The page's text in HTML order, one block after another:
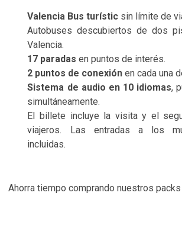
Valencia Bus turístic sin límite de
Autobuses descubiertos de dos
Valencia.
17 paradas en puntos de interés.
2 puntos de conexiónen cada una
Sistema de audio en 10 idiomas,
simultáneamente.
El billete incluye la visita y el
viajeros. Las entradas a los
incluidas.
Ahorra tiempo comprando nuestros